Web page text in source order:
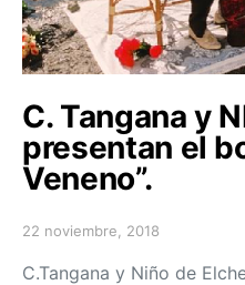
C. Tangana y
presentan el
Veneno”.
Posted on
22 noviembre, 2018
C.Tangana y Niño de